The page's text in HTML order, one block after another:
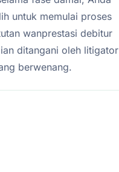
untuk memulai proses
wanprestasi debitur
ditangani oleh litigator
berwenang.